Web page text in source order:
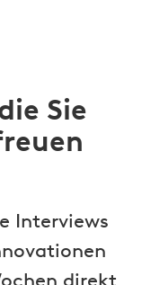
Sie
Interviews
direkt